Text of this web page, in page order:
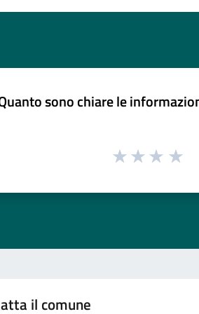
sono chiare le
il comune